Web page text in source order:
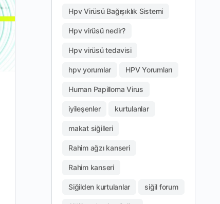
Genital siğiller kansere dönüşebilir.
kansere dönüşebilir., Genital kanserler, Makat
tedavisi, HPV virüsü, Hanımlarda hpv, Erkeklerde
hpv-tedavisi-kesin-cozumu-
Hpv Virüsü Bağışıklık Sistemi
Hpv virüsü nedir?
Hpv virüsü tedavisi
hpv yorumlar HPV Yorumları
Human Papilloma Virus
iyileşenler kurtulanlar
makat siğilleri
Rahim ağzı kanseri
Rahim kanseri
Siğilden kurtulanlar siğil forum